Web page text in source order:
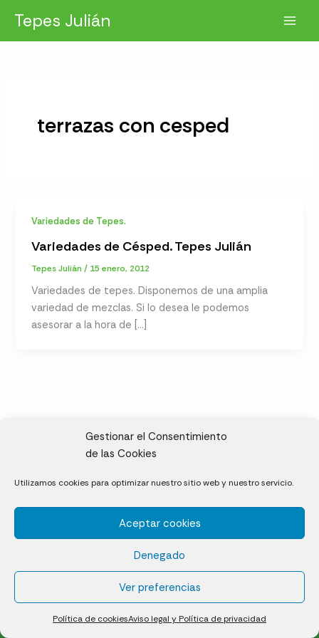
Gestionar el Consentimiento
de las Cookies
Utilizamos cookies para optimizar nuestro sitio web y nuestro servicio.
Aceptar cookies
Denegado
Ver preferencias
Política de cookiesAviso legal y Política de privacidad
contenido
Tepes Julián
terrazas con cesped
Variedades de Tepes.
Variedades de Césped. Tepes Julián
Tepes Julián/ 15 enero, 2012
Variedades de tepes. Disponemos de una amplia
variedad de mezclas. Si lo desea le podemos
asesorar a la hora de […]
Cáceres
Césped natural en tepes
Política de cookies (UE)
Aviso legal y Política de privacidad
¿Quiénes somos?
Contacto